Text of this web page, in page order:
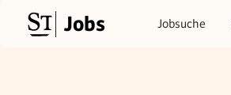
Jobs Jobsuche